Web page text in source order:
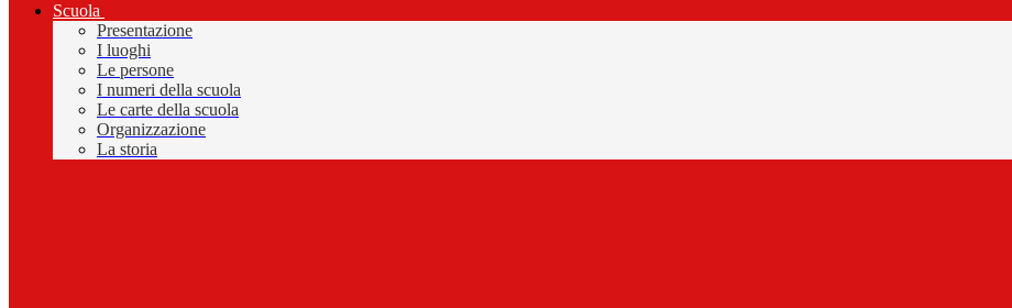
Scuola
Presentazione
I luoghi
Le persone
I numeri della scuola
Le carte della scuola
Organizzazione
La storia